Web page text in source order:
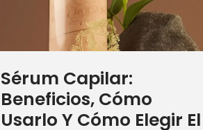
Sérum Capilar:
Beneficios, Cómo
Usarlo Y Cómo Elegir El